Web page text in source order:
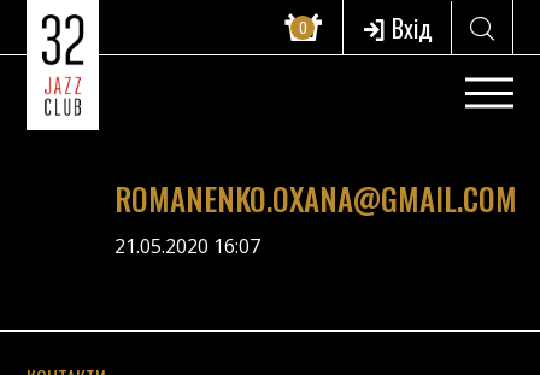
0 Вхід
ROMANENKO.OXANA@GMAIL.COM
21.05.2020 16:07